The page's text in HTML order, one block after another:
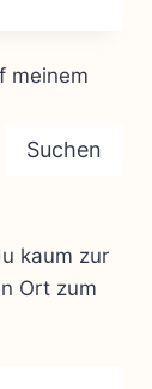
meinem
Suchen
kaum zur
Ort zum